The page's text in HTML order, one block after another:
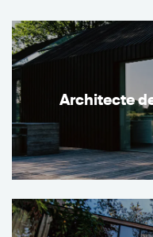
Architecte